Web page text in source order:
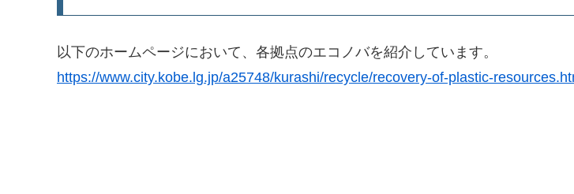
以下のホームページにおいて、各拠点のエコノバを紹介しています。
https://www.city.kobe.lg.jp/a25748/kurashi/recycle/recovery-of-plastic-